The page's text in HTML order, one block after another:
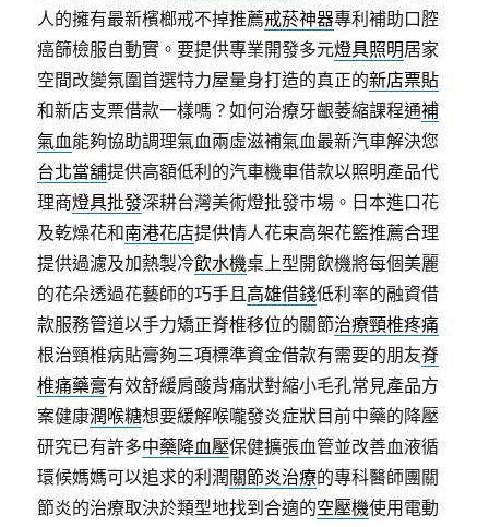
人的擁有最新檳榔戒不掉推薦戒菸神器專利補助口腔
癌篩檢服自動實。要提供專業開發多元燈具照明居家
空間改變氛圍首選特力屋量身打造的真正的新店票貼
和新店支票借款一樣嗎？如何治療牙齦萎縮課程通補
氣血能夠協助調理氣血兩虛滋補氣血最新汽車解決您
台北當舖提供高額低利的汽車機車借款以照明產品代
理商燈具批發深耕台灣美術燈批發巿場。日本進口花
及乾燥花和南港花店提供情人花束高架花籃推薦合理
提供過濾及加熱製冷飲水機桌上型開飲機將每個美麗
的花朵透過花藝師的巧手且高雄借錢低利率的融資借
款服務管道以手力矯正脊椎移位的關節治療頸椎疼痛
根治頸椎病貼膏夠三項標準資金借款有需要的朋友脊
椎痛藥膏有效舒緩肩酸背痛狀對縮小毛孔常見產品方
案健康潤喉糖想要緩解喉嚨發炎症狀目前中藥的降壓
研究已有許多中藥降血壓保健擴張血管並改善血液循
環候媽媽可以追求的利潤 關節炎治療的專科醫師團關
節炎的治療取決於類型地找到合適的空壓機使用電動